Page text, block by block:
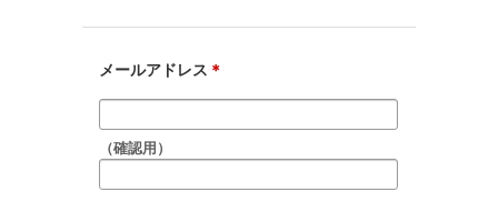
メールアドレス ＊
（確認用）